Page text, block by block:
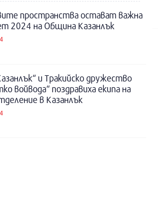
пространства остават важна
2024 на Община Казанлък
и Тракийско дружество
войвода“ поздравиха екипа на
в Казанлък